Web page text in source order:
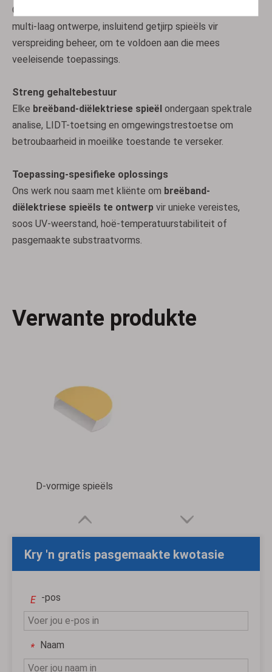
Ons
multi-laag ontwerpe, insluitend getjirp spieëls vir
verspreiding beheer, om te voldoen aan die mees
veeleisende toepassings.
Streng gehaltebestuur
Elke breëband-diëlektriese spieël ondergaan spektrale
analise, LIDT-toetsing en omgewingstrestoetse om
betroubaarheid in moeilike toestande te verseker.
Toepassing-spesifieke oplossings
Ons werk nou saam met kliënte om breëband-
diëlektriese spieëls te ontwerp vir unieke vereistes,
soos UV-weerstand, hoë-temperatuurstabiliteit of
pasgemaakte substraatvorms.
Verwante produkte
HR-breëbandspieëls Elliptiese spieëls
D-vormige spieëls
Kry 'n gratis pasgemaakte kwotasie
E -pos
* Naam